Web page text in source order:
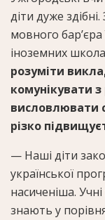
діти дуже
мовного
іноземних
розуміти
комунікувати
висловлювати
різко
— Наші діти
української
насиченіша.
знають у